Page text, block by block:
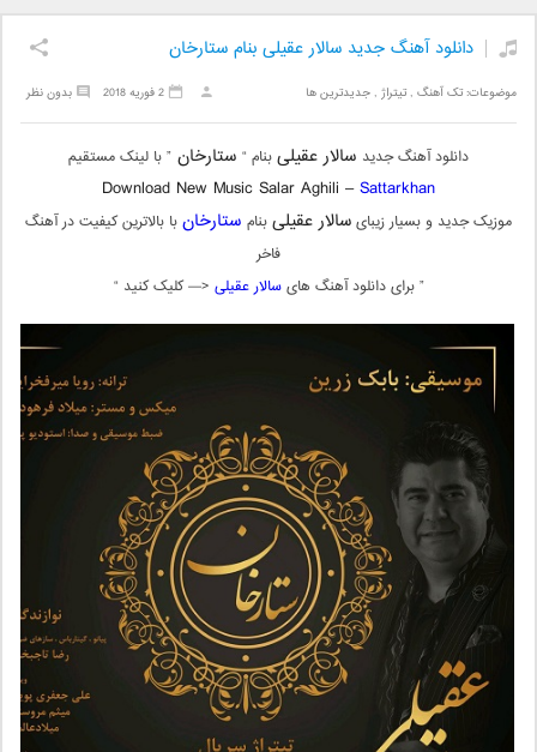
دانلود آهنگ جدید سالار عقیلی بنام ستارخان
موضوعات:تک آهنگ ,تیتراژ ,جدیدترین ها بدون نظر 2 فوریه 2018
دانلود آهنگ جدید سالار عقیلیبنام “ ستارخان ” با لینک مستقیم
Download New Music Salar Aghili –Sattarkhan
موزیک جدید و بسیار زیبایسالار عقیلیبنام ستارخانبا بالاترین کیفیت در آهنگ
فاخر
” برای دانلود آهنگ هایسالار عقیلی <— کلیک کنید “